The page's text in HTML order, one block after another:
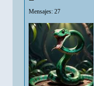
Mensajes: 27